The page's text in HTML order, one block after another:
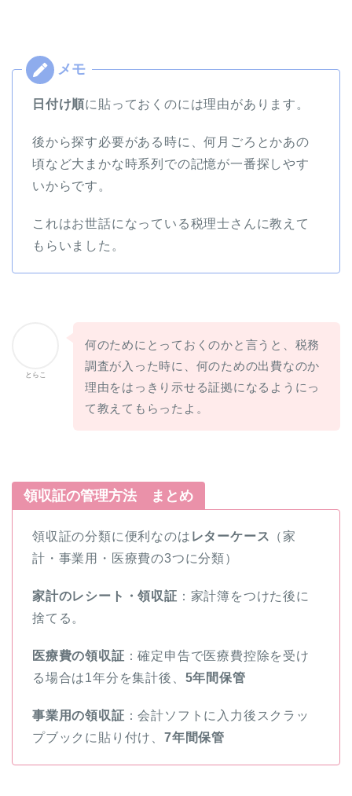
日付け順に貼っておくのには理由があります。
後から探す必要がある時に、何月ごろとかあの
頃など大まかな時系列での記憶が一番探しやす
いからです。
これはお世話になっている税理士さんに教えて
もらいました。
とらこ
何のためにとっておくのかと言うと、税務
調査が入った時に、何のための出費なのか
理由をはっきり示せる証拠になるようにっ
て教えてもらったよ。
領収証の管理方法 まとめ
領収証の分類に便利なのは レターケース （家
計・事業用・医療費の3つに分類）
家計のレシート・領収証 ：家計簿をつけた後に
捨てる。
医療費の領収証 ：確定申告で医療費控除を受け
る場合は1年分を集計後、 5年間保管
事業用の領収証 ：会計ソフトに入力後スクラッ
プブックに貼り付け、 7年間保管